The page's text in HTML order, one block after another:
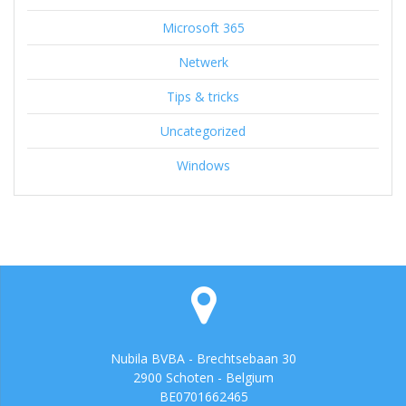
Microsoft 365
Netwerk
Tips & tricks
Uncategorized
Windows
Nubila BVBA - Brechtsebaan 30
2900 Schoten - Belgium
BE0701662465